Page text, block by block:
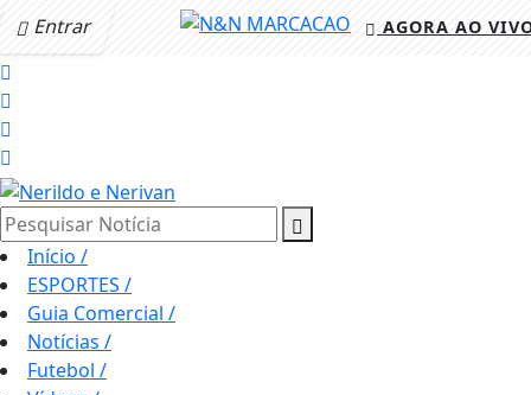
Entrar AGORA AO
Pesquisar Notícia
Início /
ESPORTES /
Guia Comercial /
Notícias /
Futebol /